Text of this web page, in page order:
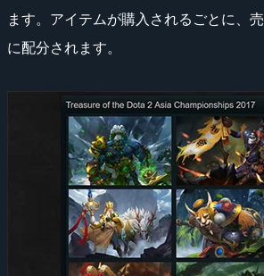
ます。アイテムが購入されるごとに、
に配分されます。